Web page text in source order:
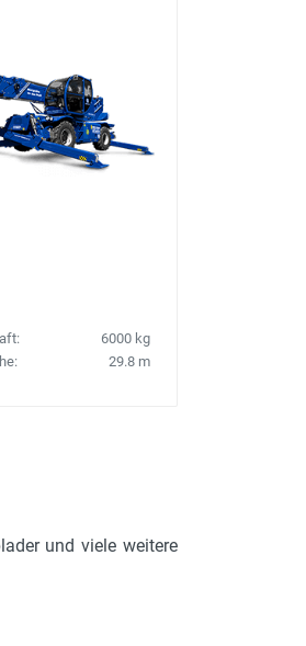
6000 kg
29.8 m
und viele weitere